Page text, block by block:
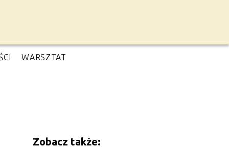
WARSZTAT
Zobacz także: